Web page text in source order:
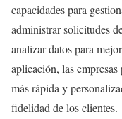
capacidades para
administrar solicitudes
analizar datos para
aplicación, las
más rápida y
fidelidad de los clientes.